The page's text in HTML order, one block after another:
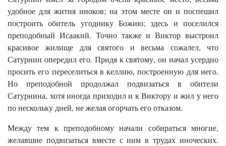
удобное для жития иноков; на этом месте он и поспешил
построить обитель угоднику Божию; здесь и поселился
преподобный Исаакий. Точно также и Виктор выстроил
красивое жилище для святого и весьма сожалел, что
Сатурнин опередил его. Придя к святому, он начал усердно
просить его переселиться в келлию, построенную для него.
Но преподобной продолжал подвизаться в обители
Сатурнина, хотя иногда приходил и к Виктору и жил у него
по нескольку дней, не желая огорчать его отказом.
Между тем к преподобному начали собираться многие,
желавшие подвизаться вместе с ним в трудах иноческих.